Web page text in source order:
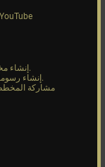
شاهد درسًا تفصيليًا حول إنشاء الرسوم المتحركة على YouTube
إنشاء مخططات تكتيكية ثابتة مع إمكانية حفظها كصورة.
إنشاء رسومات متحركة ديناميكية يمكن تنزيلها كملف فيديو.
مشاركة